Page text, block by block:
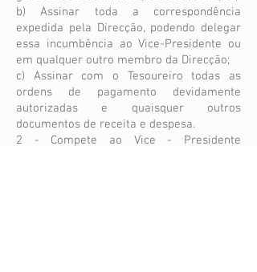
b) Assinar toda a correspondência
expedida pela Direcção, podendo delegar
essa incumbência ao Vice-Presidente ou
em qualquer outro membro da Direcção;
c) Assinar com o Tesoureiro todas as
ordens de pagamento devidamente
autorizadas e quaisquer outros
documentos de receita e despesa.
2 - Compete ao Vice - Presidente